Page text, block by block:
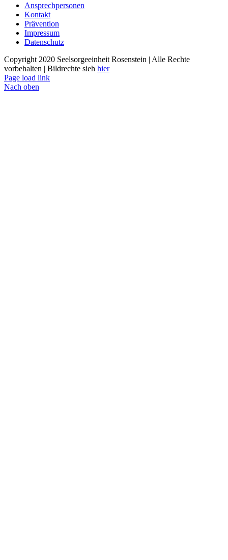
Ansprechpersonen
Kontakt
Prävention
Impressum
Datenschutz
Copyright 2020 Seelsorgeeinheit Rosenstein | Alle Rechte
vorbehalten | Bildrechte sieh hier
Page load link
Nach oben